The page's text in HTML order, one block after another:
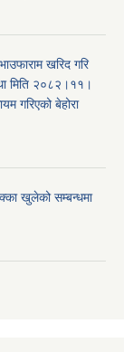
खरिद गरि
मिति २०८२।११।
गरिएको बेहोरा
खुलेको सम्बन्धमा